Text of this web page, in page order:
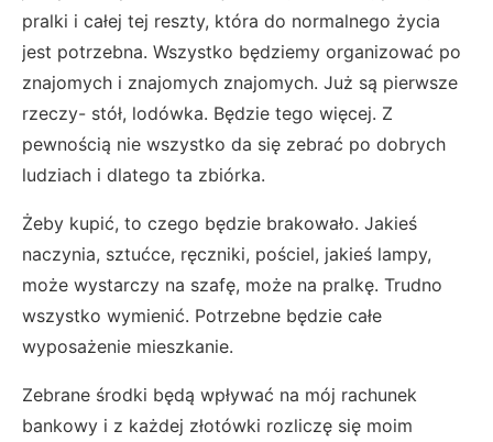
pralki i całej tej reszty, która do normalnego życia
jest potrzebna. Wszystko będziemy organizować po
znajomych i znajomych znajomych. Już są pierwsze
rzeczy- stół, lodówka. Będzie tego więcej. Z
pewnością nie wszystko da się zebrać po dobrych
ludziach i dlatego ta zbiórka.
Żeby kupić, to czego będzie brakowało. Jakieś
naczynia, sztućce, ręczniki, pościel, jakieś lampy,
może wystarczy na szafę, może na pralkę. Trudno
wszystko wymienić. Potrzebne będzie całe
wyposażenie mieszkanie.
Zebrane środki będą wpływać na mój rachunek
bankowy i z każdej złotówki rozliczę się moim